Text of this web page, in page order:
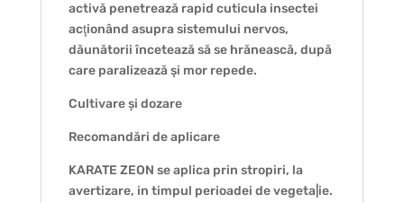
activă penetrează rapid cuticula insectei
acţionând asupra sistemului nervos,
dăunătorii încetează să se hrănească, după
care paralizează şi mor repede.
Cultivare și dozare
Recomandări de aplicare
KARATE ZEON se aplica prin stropiri, la
avertizare, in timpul perioadei de vegeta|ie.